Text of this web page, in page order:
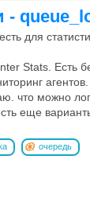
-
для
Stats. Есть
что можно
еще
очередь